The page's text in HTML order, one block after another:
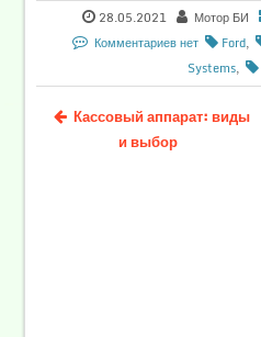
28.05.2021 Мотор БИ
Комментариев нет
Ford,
Systems,
Кассовый аппарат: виды
и выбор